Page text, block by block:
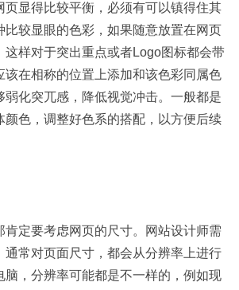
页显得比较平衡，必须有可以镇得住其
比较显眼的色彩，如果随意放置在网页
这样对于突出重点或者Logo图标都会带
该在相称的位置上添加和该色彩同属色
弱化突兀感，降低视觉冲击。一般都是
颜色，调整好色系的搭配，以方便后续
肯定要考虑网页的尺寸。网站设计师需
通常对页面尺寸，都会从分辨率上进行
脑，分辨率可能都是不一样的，例如现